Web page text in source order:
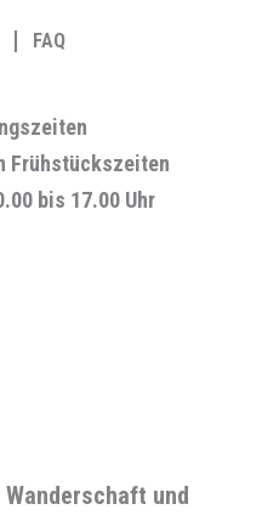
FAQ
Frühstückszeiten
bis 17.00 Uhr
und